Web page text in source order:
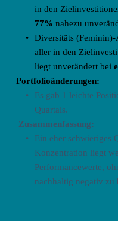
77% nahezu
Diversitäts
aller in den
liegt unverändert bei
Portfolioänderungen:
Es gab 1 leichte
Quartals.
Zusammenfassung:
Ein eher schwieriges
Konzentration liegt
Performancewerte,
nachhaltig negativ zu